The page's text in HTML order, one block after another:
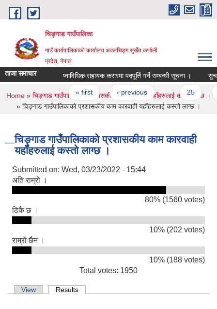
Skip to main content
चिङ्गाड गाउँपालिका
गाउँ कार्यपालिकाको कार्यालय अवलचिङ्ग,सुर्खेत,कर्णाली
प्रदेश, नेपाल
ताजा समाचार प्नाविधिक सहायक करारमा पदपूर्ति गर्ने सम्बन्धी सूचना । सुचना
Pages
« first ‹ previous … 25 26
You are here
Home » चिङ्गाड गाउँपालिकाको प्रशासकीय काम कारवाही यहाँहरुलाई कस्तो लाग्छ ।
» चिङ्गाड गाउँपालिकाको प्रशासकीय काम कारवाही यहाँहरुलाई कस्तो लाग्छ ।
चिङ्गाड गाउँपालिकाको प्रशासकीय काम कारवाही
यहाँहरुलाई कस्तो लाग्छ ।
Submitted on: Wed, 03/23/2022 - 15:44
अति राम्रो ।
80% (1560 votes)
ठिकै छ ।
10% (202 votes)
राम्रो छैन ।
10% (188 votes)
Total votes: 1950
Primary tabs
View Results